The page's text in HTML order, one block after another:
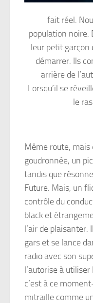
fait réel.
population noire.
leur petit garçon
démarrer. Ils
arrière de
Lorsqu’il se
le
Même route, mais
goudronnée, un
tandis que
Future. Mais, un
contrôle du
black et
l’air de plaisanter.
gars et se lance
radio avec son
l’autorise à
c’est à ce
mitraille comme